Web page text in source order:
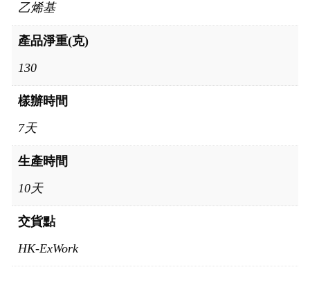
乙烯基
產品淨重(克)
130
樣辦時間
7天
生產時間
10天
交貨點
HK-ExWork